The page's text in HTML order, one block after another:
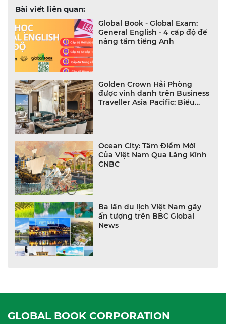
Bài viết liên quan:
Global Book - Global Exam:
General English - 4 cấp độ để
nâng tầm tiếng Anh
Golden Crown Hải Phòng
được vinh danh trên Business
Traveller Asia Pacific: Biểu
Ocean City: Tâm Điểm Mới
Của Việt Nam Qua Lăng Kính
CNBC
Ba lần du lịch Việt Nam gây
ấn tượng trên BBC Global
News
GLOBAL BOOK CORPORATION